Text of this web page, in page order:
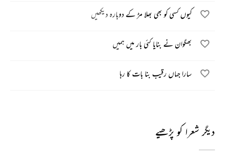
کیوں کسی کو بھی بھلا مڑ کے دوبارہ دیکھیں
بھگوان نے بنایا کئی بار میں ہمیں
سارا جہاں رقیب بنا بات کا رہا
دیگر شعرا کو پڑھیے